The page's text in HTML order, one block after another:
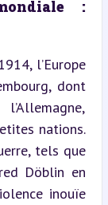
:
l’Europe
dont
nations.
tels que
Döblin en
inouïe